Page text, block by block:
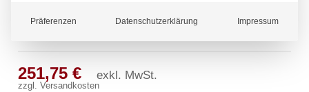
luxor Wandbatterie 1/2″
251,75€ exkl. MwSt.
zzgl.Versandkosten
Präferenzen Datenschutzerklärung Impressum